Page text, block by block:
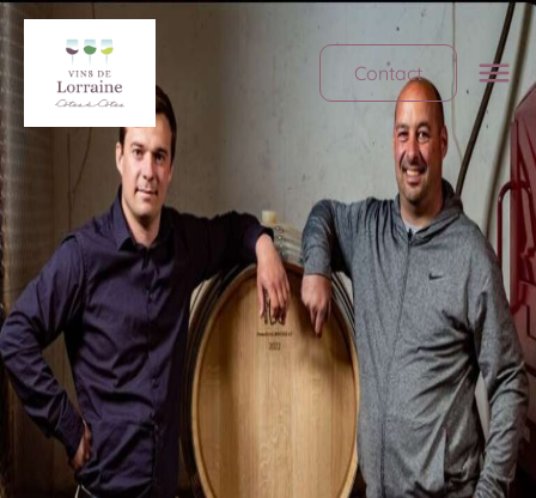
Contact